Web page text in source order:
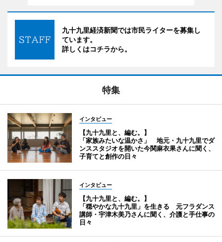
九十九里経済新聞では市民ライターを募集し
ています。
詳しくはコチラから。
特集
インタビュー
【九十九里と、編む。】
「家族みたいな温かさ」 地元・九十九里でダ
ンススタジオを開いた今関麻衣果さんに聞く、
子育てと創作の日々
インタビュー
【九十九里と、編む。】
「穏やかな九十九里」を生きる 元フラダンス
講師・宇津木美乃さんに聞く、介護と手仕事の
日々